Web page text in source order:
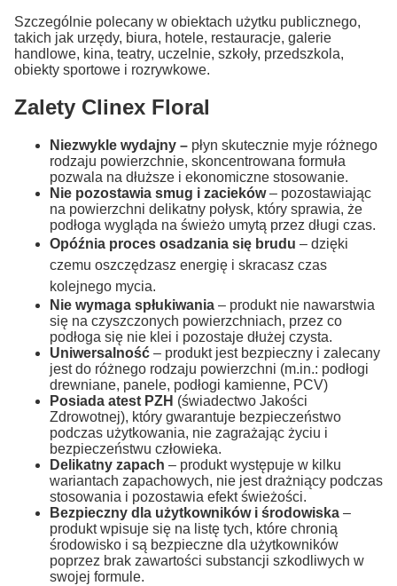
Szczególnie polecany w obiektach użytku publicznego,
takich jak urzędy, biura, hotele, restauracje, galerie
handlowe, kina, teatry, uczelnie, szkoły, przedszkola,
obiekty sportowe i rozrywkowe.
Zalety Clinex Floral
Niezwykle wydajny – płyn skutecznie myje różnego
rodzaju powierzchnie, skoncentrowana formuła
pozwala na dłuższe i ekonomiczne stosowanie.
Nie pozostawia smug i zacieków– pozostawiając
na powierzchni delikatny połysk, który sprawia, że
podłoga wygląda na świeżo umytą przez długi czas.
Opóźnia proces osadzania się brudu – dzięki
czemu oszczędzasz energię i skracasz czas
kolejnego mycia.
Nie wymaga spłukiwania – produkt nie nawarstwia
się na czyszczonych powierzchniach, przez co
podłoga się nie klei i pozostaje dłużej czysta.
Uniwersalność – produkt jest bezpieczny i zalecany
jest do różnego rodzaju powierzchni (m.in.: podłogi
drewniane, panele, podłogi kamienne, PCV)
Posiada atest PZH (świadectwo Jakości
Zdrowotnej), który gwarantuje bezpieczeństwo
podczas użytkowania, nie zagrażając życiu i
bezpieczeństwu człowieka.
Delikatny zapach – produkt występuje w kilku
wariantach zapachowych, nie jest drażniący podczas
stosowania i pozostawia efekt świeżości.
Bezpieczny dla użytkowników i środowiska –
produkt wpisuje się na listę tych, które chronią
środowisko i są bezpieczne dla użytkowników
poprzez brak zawartości substancji szkodliwych w
swojej formule.